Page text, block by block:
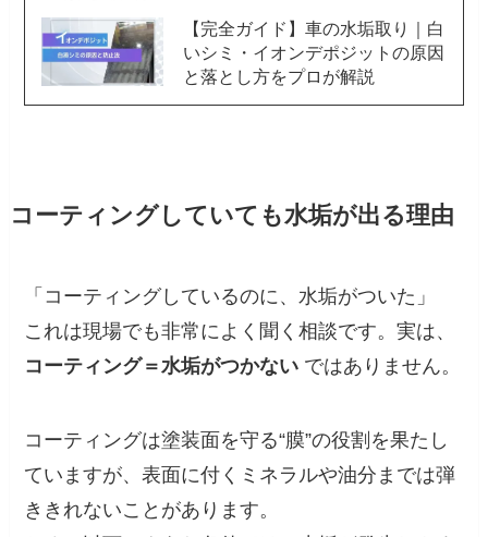
【完全ガイド】車の水垢取り｜白
いシミ・イオンデポジットの原因
と落とし方をプロが解説
コーティングしていても水垢が出る理由
「コーティングしているのに、水垢がついた」
これは現場でも非常によく聞く相談です。実は、
コーティング＝水垢がつかない ではありません。
コーティングは塗装面を守る“膜”の役割を果たし
ていますが、表面に付くミネラルや油分までは弾
ききれないことがあります。